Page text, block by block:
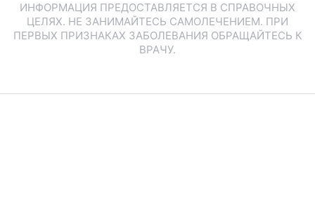
ИНФОРМАЦИЯ ПРЕДОСТАВЛЯЕТСЯ В СПРАВОЧНЫХ
ЦЕЛЯХ. НЕ ЗАНИМАЙТЕСЬ САМОЛЕЧЕНИЕМ. ПРИ
ПЕРВЫХ ПРИЗНАКАХ ЗАБОЛЕВАНИЯ ОБРАЩАЙТЕСЬ К
ВРАЧУ.